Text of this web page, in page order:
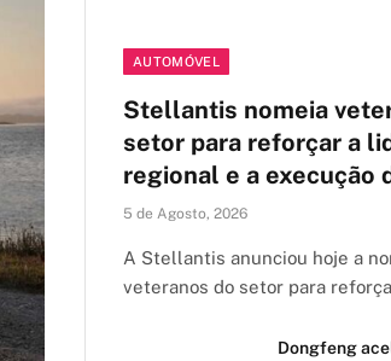
AUTOMÓVEL
Stellantis nomeia
setor para reforçar a
regional e a execução
5 de Agosto, 2026
A Stellantis anunciou hoje a
veteranos do setor para
Dongfeng